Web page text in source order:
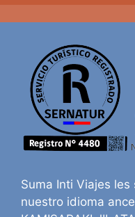
Suma Inti Viajes
nuestro idioma